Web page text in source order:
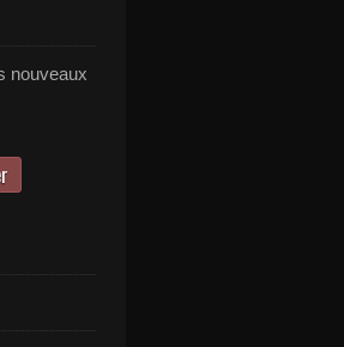
nouveaux